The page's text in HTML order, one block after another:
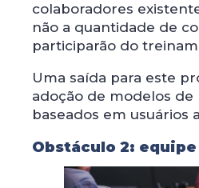
colaboradores
não a quantidade de
participarão do
Uma saída para este
adoção de modelos de
baseados em usuários
Obstáculo 2: